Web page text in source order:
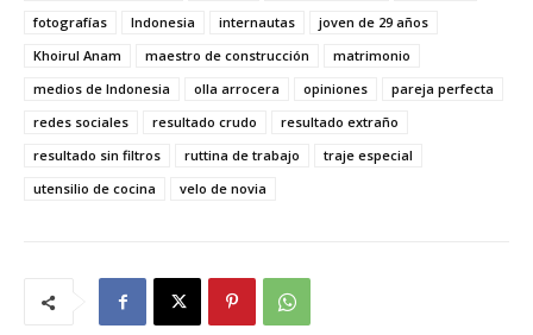
fotografías
Indonesia internautas
joven de 29 años
Khoirul Anam
maestro de construcción
matrimonio
medios de Indonesia
olla arrocera opiniones
pareja perfecta
redes sociales
resultado crudo
resultado extraño
resultado sin filtros
ruttina de trabajo
traje especial
utensilio de cocina
velo de novia